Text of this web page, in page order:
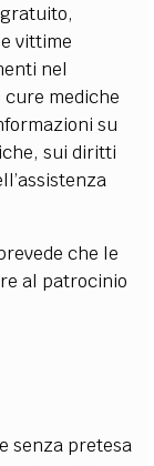
vittime
nel
mediche
su
sui diritti
che le
al patrocinio
senza pretesa